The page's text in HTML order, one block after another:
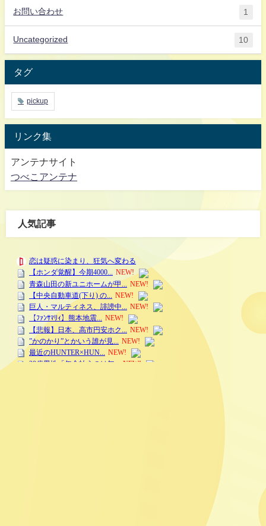
お問い合わせ 1
Uncategorized 10
タグ
pickup
リンク集
アンテナサイト
つべこアンテナ
人気記事